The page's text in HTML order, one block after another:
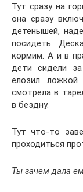
Тут сразу на
она сразу
детёнышей,
посидеть.
кормим. А и в
дети сидели
елозил
смотрела в
в бездну.
Тут что-то
проходиться
Ты зачем дала